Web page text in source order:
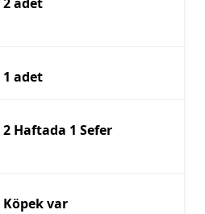
1 adet
2 Haftada 1 Sefer
Köpek var